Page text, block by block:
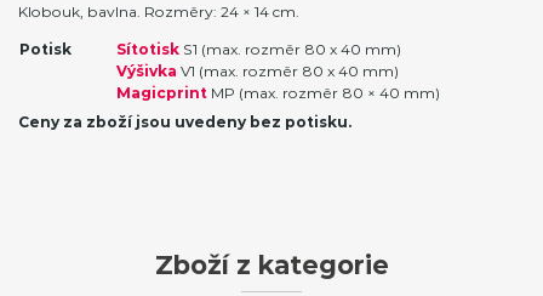
Klobouk, bavlna. Rozměry: 24 × 14 cm.
Potisk Sítotisk S1 (max. rozměr 80 x 40 mm)
Výšivka V1 (max. rozměr 80 x 40 mm)
Magicprint MP (max. rozměr 80 × 40 mm)
Ceny za zboží jsou uvedeny bez potisku.
Zboží z kategorie